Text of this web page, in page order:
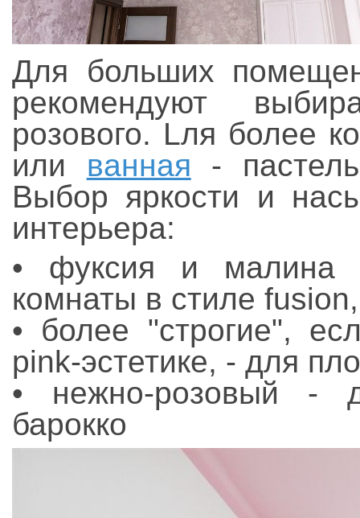
Для больших
рекомендуют
розового. Lля более
или ванная -
Выбор яркости и
интерьера:
• фуксия и малина
комнаты в стиле
• более "строгие",
pink-эстетике, - для
• нежно-розовый -
барокко